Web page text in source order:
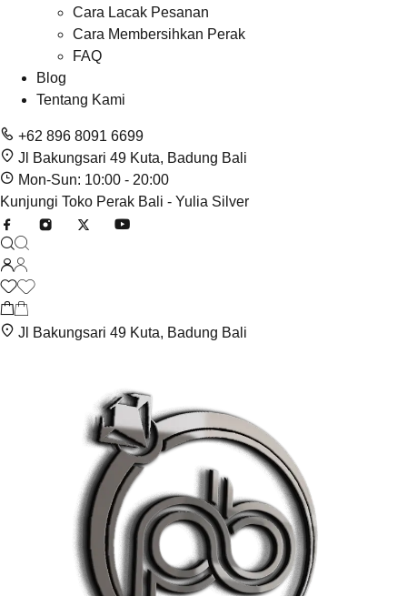
Cara Lacak Pesanan
Cara Membersihkan Perak
FAQ
Blog
Tentang Kami
+62 896 8091 6699
Jl Bakungsari 49 Kuta, Badung Bali
Mon-Sun: 10:00 - 20:00
Kunjungi Toko Perak Bali - Yulia Silver
Jl Bakungsari 49 Kuta, Badung Bali